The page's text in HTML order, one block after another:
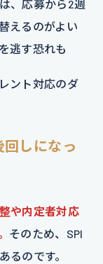
、応募から2週
えるのがよい
逃す恐れも
ント対応のダ
しになっ
や内定者対応
そのため、SPI
るのです。